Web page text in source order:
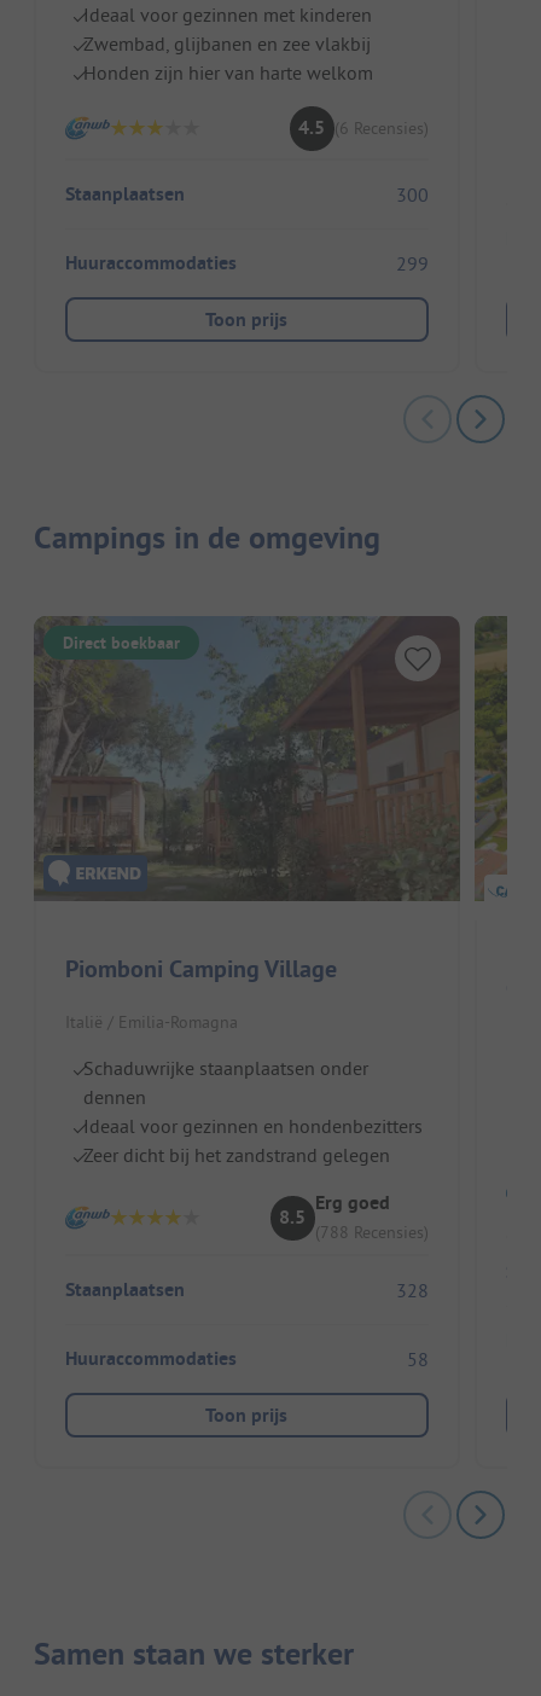
Ideaal voor gezinnen met kinderen
Zwembad, glijbanen en zee vlakbij
Honden zijn hier van harte welkom
4.5 (6 Recensies)
Staanplaatsen 300
Huuraccommodaties 299
Toon prijs
Campings in de omgeving
Direct boekbaar
Piomboni Camping Village
Italië / Emilia-Romagna
Schaduwrijke staanplaatsen onder
dennen
Ideaal voor gezinnen en hondenbezitters
Zeer dicht bij het zandstrand gelegen
8.5
Erg goed
(788 Recensies)
Staanplaatsen 328
Huuraccommodaties 58
Toon prijs
Samen staan we sterker